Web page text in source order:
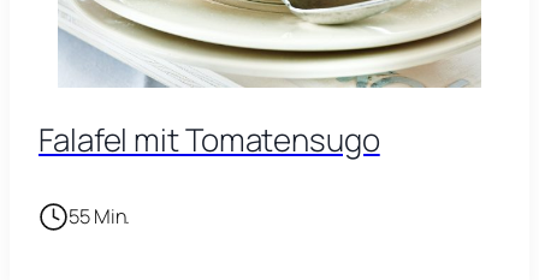
Falafel mit Tomatensugo
55 Min.